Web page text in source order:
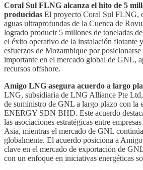
Coral Sul FLNG alcanza el hito de 5
producidas El proyecto Coral Sul FLNG,
aguas ultraprofundas de la Cuenca de
logrado producir 5 millones de toneladas
el éxito operativo de la instalación flotante
esfuerzos de Mozambique por
importante en el mercado global de GNL,
recursos offshore.
Amigo LNG asegura acuerdo a largo
LNG, subsidiaria de LNG Alliance Pte
de suministro de GNL a largo plazo con la
ENERGY SDN BHD. Este acuerdo
las asociaciones estratégicas entre
Asia, mientras el mercado de GNL
globalmente. El acuerdo posiciona a
clave en el mercado de exportación de
con un enfoque en iniciativas energéticas